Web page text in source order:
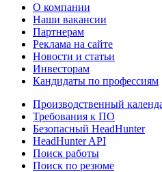
О компании
Наши вакансии
Партнерам
Реклама на сайте
Новости и статьи
Инвесторам
Кандидаты по профессиям
Производственный
Требования к ПО
Безопасный HeadHunter
HeadHunter API
Поиск работы
Поиск по резюме